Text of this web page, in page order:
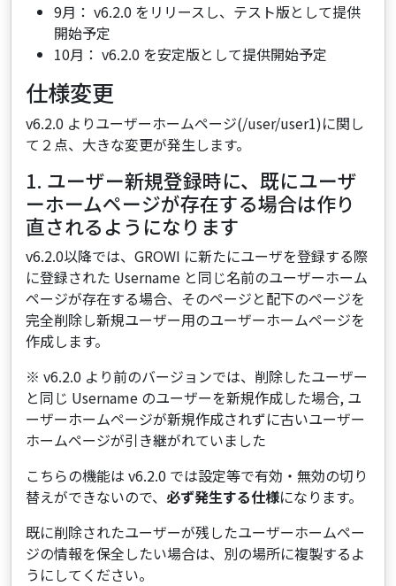
9月： v6.2.0 をリリースし、テスト版として提供
開始予定
10月： v6.2.0 を安定版として提供開始予定
仕様変更
v6.2.0 よりユーザーホームページ(/user/user1)に関し
て２点、大きな変更が発生します。
1. ユーザー新規登録時に、既にユーザ
ーホームページが存在する場合は作り
直されるようになります
v6.2.0以降では、GROWI に新たにユーザを登録する際
に登録された Username と同じ名前のユーザーホーム
ページが存在する場合、そのページと配下のページを
完全削除し新規ユーザー用のユーザーホームページを
作成します。
※ v6.2.0 より前のバージョンでは、削除したユーザー
と同じ Username のユーザーを新規作成した場合, ユ
ーザーホームページが新規作成されずに古いユーザー
ホームページが引き継がれていました
こちらの機能は v6.2.0 では設定等で有効・無効の切り
替えができないので、 必ず発生する仕様になります。
既に削除されたユーザーが残したユーザーホームペー
ジの情報を保全したい場合は、別の場所に複製するよ
うにしてください。